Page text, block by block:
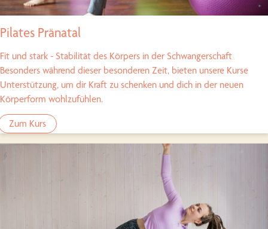
Pilates Pränatal
Fit und stark - Stabilität des Körpers in der Schwangerschaft
Besonders während dieser besonderen Zeit, bieten unsere Kurse
Unterstützung, um dir Kraft zu schenken und dich in der neuen
Körperform wohlzufühlen.
Zum Kurs